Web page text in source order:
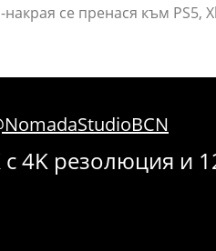
накрая се пренася към PS5,
с 4K резолюция и